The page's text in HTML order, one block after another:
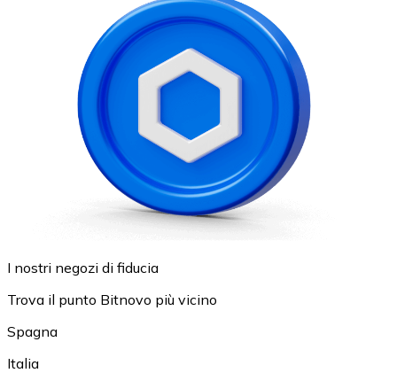
I nostri negozi di fiducia
Trova il punto Bitnovo più vicino
Spagna
Italia